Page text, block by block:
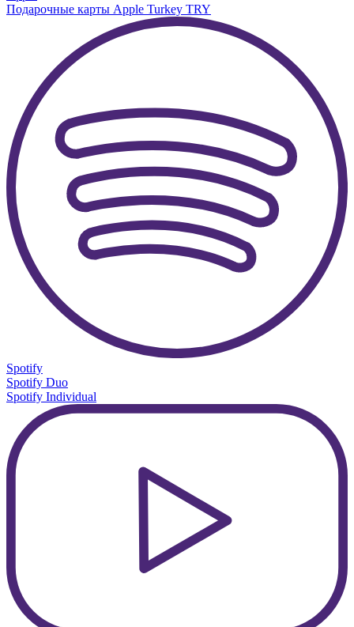
Подарочные карты Apple Turkey TRY
Spotify
Spotify Duo
Spotify Individual